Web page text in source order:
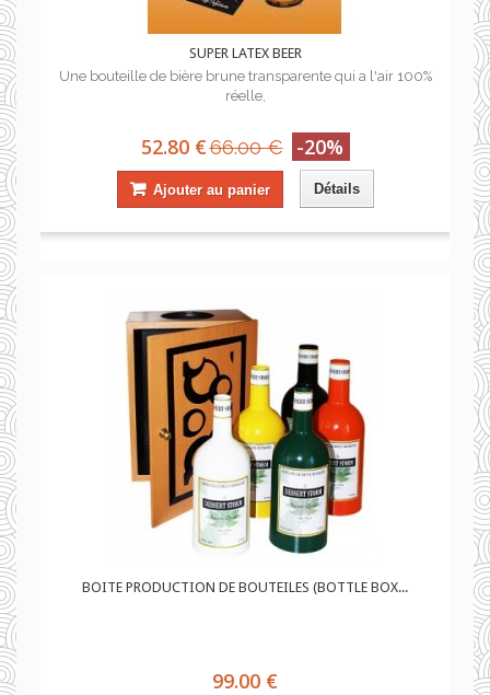
SUPER LATEX BEER
Une bouteille de bière brune transparente qui a l'air 100%
réelle,
52.80 €66.00 € -20%
Ajouter au panier Détails
BOITE PRODUCTION DE BOUTEILES (BOTTLE BOX...
99.00 €